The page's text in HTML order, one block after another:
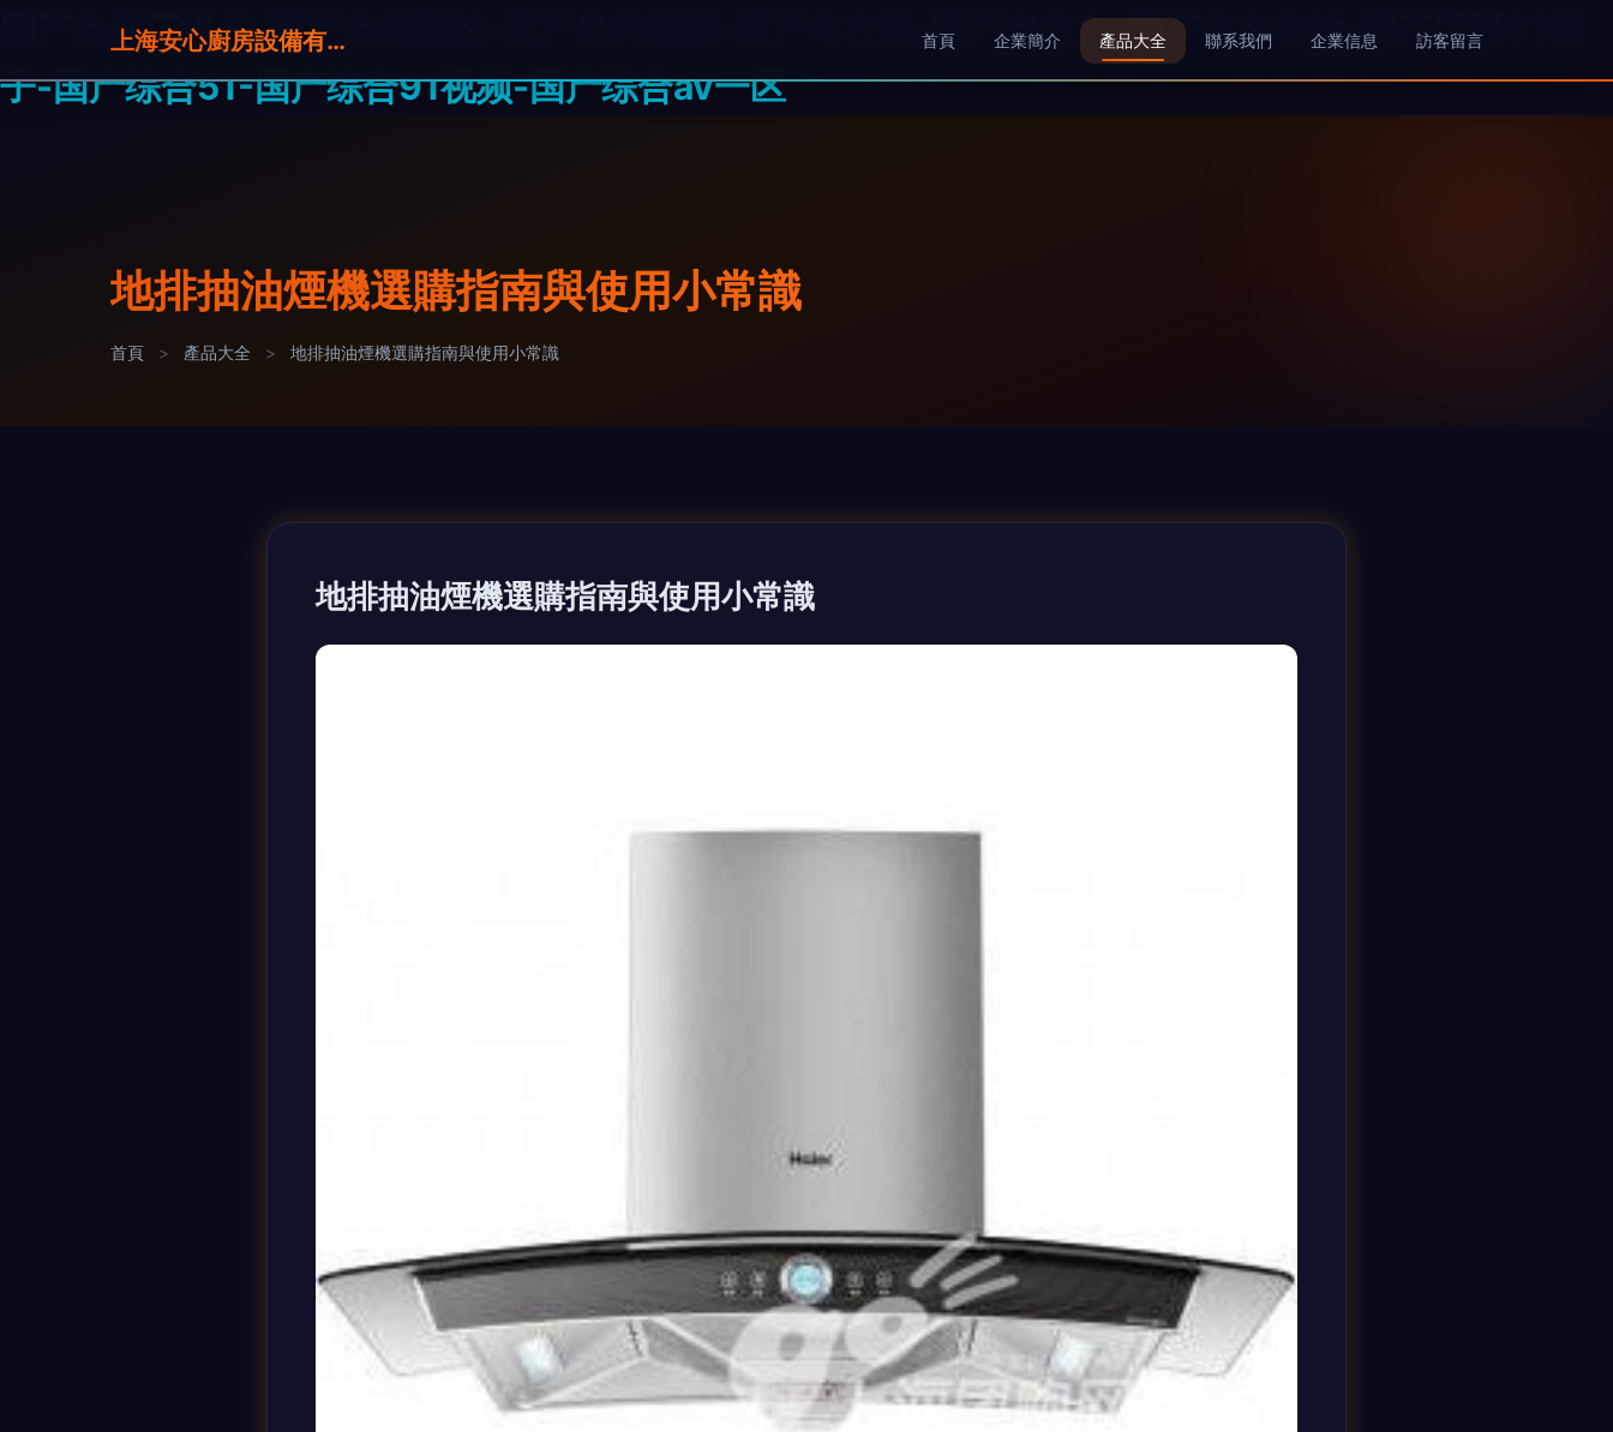
国产自慰三级片-国产自线再拍-国产自约视频-国产自在线-国产自在自-国产自在自拍-国产字幕91橘
子-国产综合51-国产综合91视频-国产综合av一区
上海安心廚房設備有限公司 首頁 企業簡介 產品大全 聯系我們 企業信息 訪客留言
地排抽油煙機選購指南與使用小常識
首頁 > 產品大全 > 地排抽油煙機選購指南與使用小常識
地排抽油煙機選購指南與使用小常識